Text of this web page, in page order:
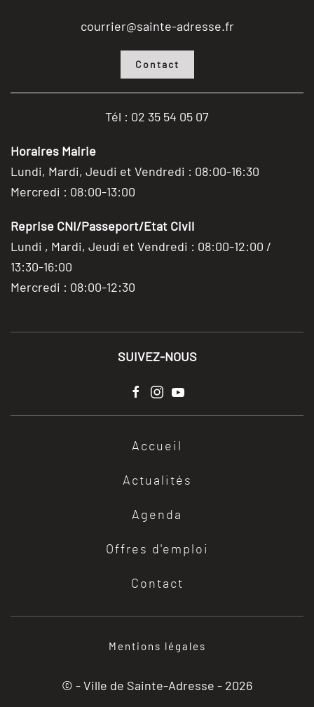
courrier@sainte-adresse.fr
Contact
Tél : 02 35 54 05 07
Horaires Mairie
Lundi, Mardi, Jeudi et Vendredi : 08:00-16:30
Mercredi : 08:00-13:00
Reprise CNI/Passeport/Etat Civil
Lundi , Mardi, Jeudi et Vendredi : 08:00-12:00 /
13:30-16:00
Mercredi : 08:00-12:30
SUIVEZ-NOUS
Accueil
Actualités
Agenda
Offres d'emploi
Contact
Mentions légales
© - Ville de Sainte-Adresse - 2026